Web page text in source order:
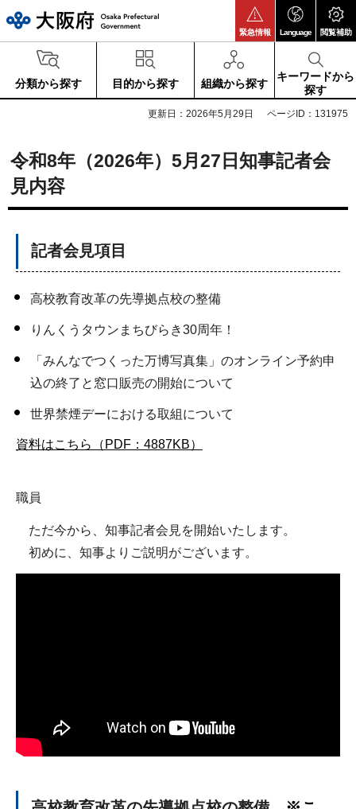
緊急情報 Language 閲覧補助
分類から探す 目的から探す 組織から探す
キーワードから
探す
更新日：2026年5月29日 ページID：131975
令和8年（2026年）5月27日知事記者会
見内容
記者会見項目
高校教育改革の先導拠点校の整備
りんくうタウンまちびらき30周年！
「みんなでつくった万博写真集」のオンライン予約申
込の終了と窓口販売の開始について
世界禁煙デーにおける取組について
資料はこちら（PDF：4887KB）
職員
ただ今から、知事記者会見を開始いたします。
初めに、知事よりご説明がございます。